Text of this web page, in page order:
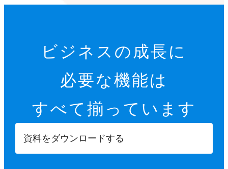
ビジネスの成長に
必要な機能は
すべて揃っています
資料をダウンロードする